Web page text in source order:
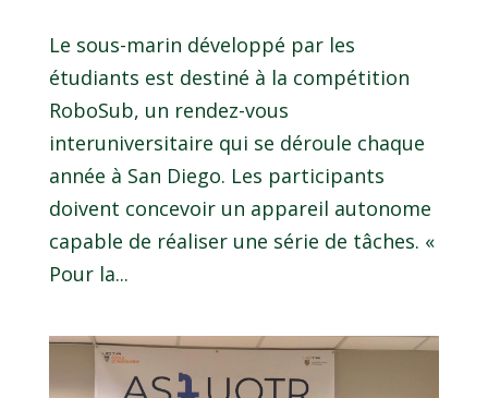
Le sous-marin développé par les
étudiants est destiné à la compétition
RoboSub, un rendez-vous
interuniversitaire qui se déroule chaque
année à San Diego. Les participants
doivent concevoir un appareil autonome
capable de réaliser une série de tâches. «
Pour la...